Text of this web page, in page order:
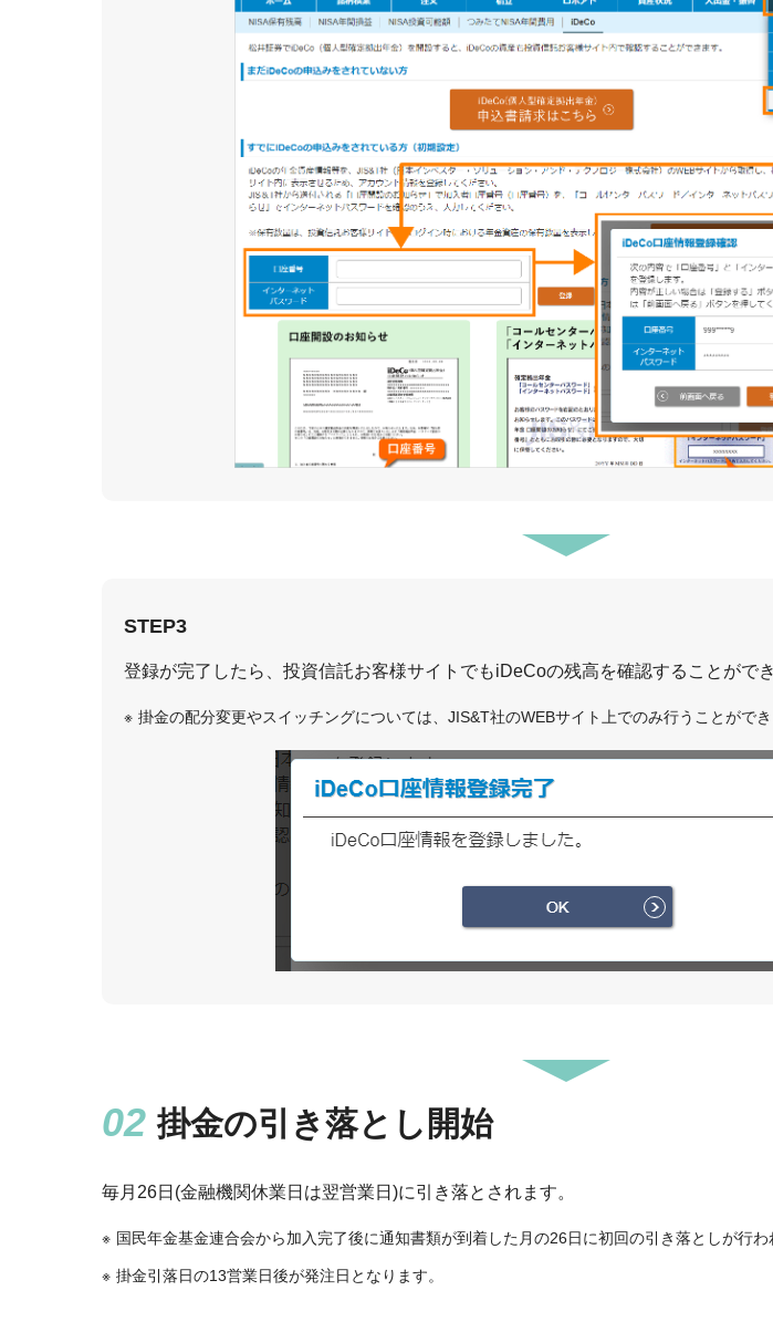
STEP3
登録が完了したら、投資信託お客様サイトでもiDeCoの残高を確認することができ
掛金の配分変更やスイッチングについては、JIS&T社のWEBサイト上でのみ行うことができ
掛金の引き落とし開始
毎月26日(金融機関休業日は翌営業日)に引き落とされます。
国民年金基金連合会から加入完了後に通知書類が到着した月の26日に初回の引き落としが行わ
掛金引落日の13営業日後が発注日となります。